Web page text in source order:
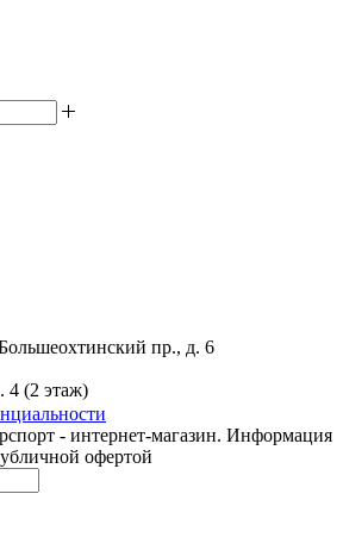
пр., д. 6
4 (2 этаж)
- интернет-магазин. Информация
офертой